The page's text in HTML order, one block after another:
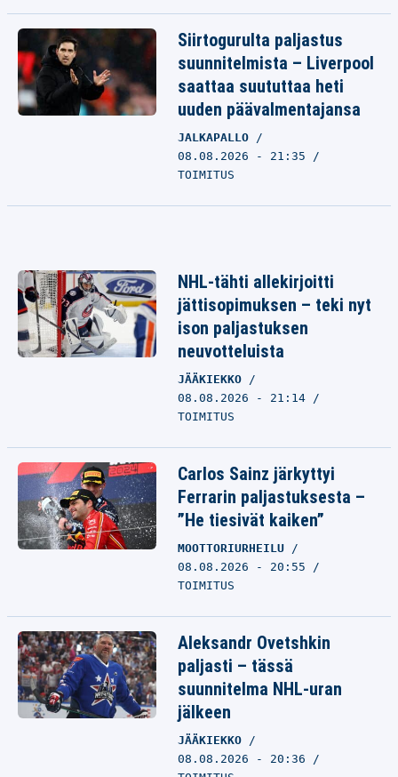
Siirtogurulta paljastus
suunnitelmista – Liverpool
saattaa suututtaa heti
uuden päävalmentajansa
JALKAPALLO
08.08.2026 - 21:35
TOIMITUS
NHL-tähti allekirjoitti
jättisopimuksen – teki nyt
ison paljastuksen
neuvotteluista
JÄÄKIEKKO
08.08.2026 - 21:14
TOIMITUS
Carlos Sainz järkyttyi
Ferrarin paljastuksesta –
”He tiesivät kaiken”
MOOTTORIURHEILU
08.08.2026 - 20:55
TOIMITUS
Aleksandr Ovetshkin
paljasti – tässä
suunnitelma NHL-uran
jälkeen
JÄÄKIEKKO
08.08.2026 - 20:36